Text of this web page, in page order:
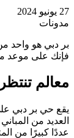
27 يونيو 2024
مدونات
بر دبي هو واحد
فإنك على موعد
معالم
يقع حي بر دبي
العديد من
عددًا كبيرًا من